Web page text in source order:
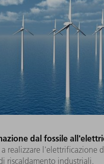
dal fossile
realizzare l'elettrificazione
riscaldamento industriali.